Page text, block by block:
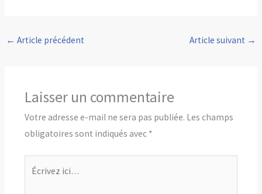
← Article précédent Article suivant →
Laisser un commentaire
Votre adresse e-mail ne sera pas publiée. Les champs
obligatoires sont indiqués avec *